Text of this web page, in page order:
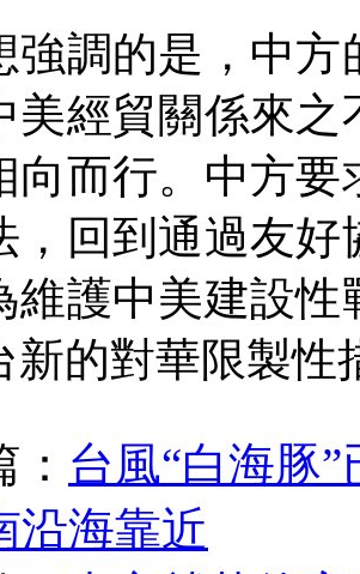
的是，中方
美經貿關係來
向而行。中方
，回到通過友
維護中美建設
新的對華限製性
： 台風“白海豚
沿海靠近